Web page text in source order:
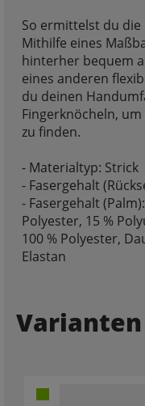
So ermittelst du
Mithilfe eines
hinterher bequem
eines anderen
du deinen
Fingerknöcheln,
zu finden.
- Materialtyp: Strick
- Fasergehalt
- Fasergehalt
Polyester, 15 %
100 % Polyester,
Elastan
Varianten